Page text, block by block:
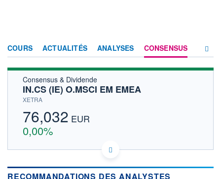
COURS ACTUALITÉS ANALYSES CONSENSUS
Consensus & Dividende
IN.CS (IE) O.MSCI EM EMEA
XETRA
76,032 EUR
0,00%
DE000A1A4NL5 WHDZ
Politique d'exécution
RECOMMANDATIONS DES ANALYSTES